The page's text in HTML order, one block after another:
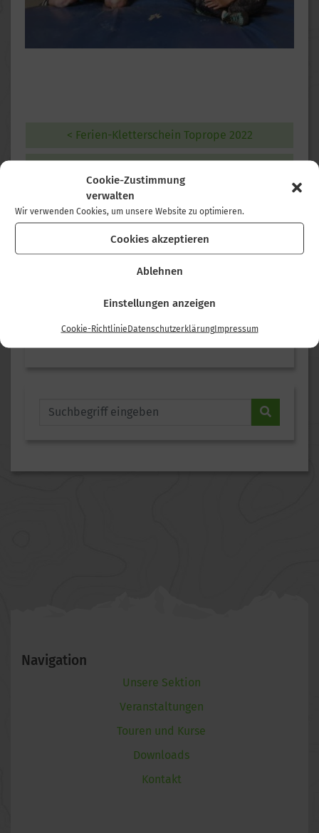
Cookie-Zustimmung
verwalten
Wir verwenden Cookies, um unsere Website zu optimieren.
Cookies akzeptieren
Ablehnen
Einstellungen anzeigen
Cookie-RichtlinieDatenschutzerklärungImpressum
< Ferien-Kletterschein Toprope 2022
Glädder Dschällänsch 2026
Wanderung im Juni 2026
75 Jahre Alpenverein Abenberg
Navigation
Unsere Sektion
Veranstaltungen
Touren und Kurse
Downloads
Kontakt